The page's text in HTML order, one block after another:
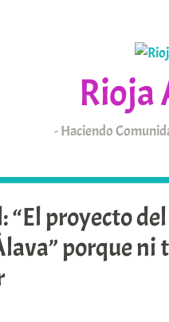
Rioja
Haciendo
“El proyecto
porque ni